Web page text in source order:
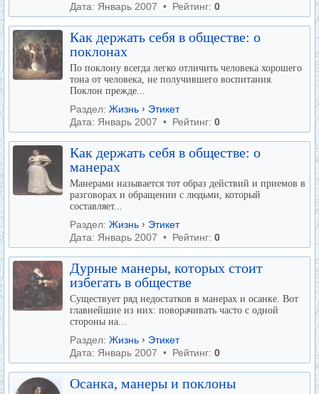
Дата: Январь 2007 • Рейтинг: 0
Как держать себя в обществе: о
поклонах
По поклону всегда легко отличить человека хорошего
тона от человека, не получившего воспитания.
Поклон прежде...
Раздел: Жизнь › Этикет
Дата: Январь 2007 • Рейтинг: 0
Как держать себя в обществе: о
манерах
Манерами называется тот образ действий и приемов в
разговорах и обращении с людьми, который
составляет...
Раздел: Жизнь › Этикет
Дата: Январь 2007 • Рейтинг: 0
Дурные манеры, которых стоит
избегать в обществе
Существует ряд недостатков в манерах и осанке. Вот
главнейшие из них: поворачивать часто с одной
стороны на...
Раздел: Жизнь › Этикет
Дата: Январь 2007 • Рейтинг: 0
Осанка, манеры и поклоны